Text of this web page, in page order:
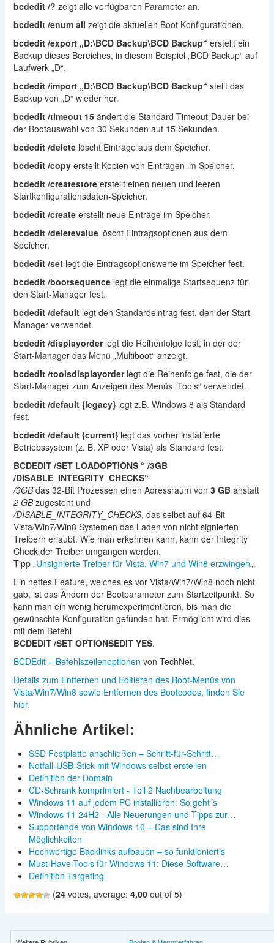
bcdedit /? zeigt alle verfügbaren Parameter an.
bcdedit /enum all zeigt die aktuellen Boot Konfigurationen.
bcdedit /export „D:\BCD Backup\BCD Backup“ erstellt ein
Backup dieses Bereiches, in diesem Beispiel „BCD Backup“ auf
Laufwerk „D“.
bcdedit /import „D:\BCD Backup\BCD Backup“ stellt das
Backup von „D“ wieder her.
bcdedit /timeout 15ändert die Standard Timeout-Dauer bei
der Bootauswahl von 30 Sekunden auf 15 Sekunden.
bcdedit /deletelöscht Einträge aus dem Speicher.
bcdedit /copyerstellt Kopien von Einträgen im Speicher.
bcdedit /createstoreerstellt einen neuen und leeren
Startkonfigurationsdaten-Speicher.
bcdedit /createerstellt neue Einträge im Speicher.
bcdedit /deletevaluelöscht Eintragsoptionen aus dem
Speicher.
bcdedit /setlegt die Eintragsoptionswerte im Speicher fest.
bcdedit /bootsequencelegt die einmalige Startsequenz für
den Start-Manager fest.
bcdedit /defaultlegt den Standardeintrag fest, den der Start-
Manager verwendet.
bcdedit /displayorderlegt die Reihenfolge fest, in der der
Start-Manager das Menü „Multiboot“ anzeigt.
bcdedit /toolsdisplayorderlegt die Reihenfolge fest, die der
Start-Manager zum Anzeigen des Menüs „Tools“ verwendet.
bcdedit /default {legacy}legt z.B. Windows 8 als Standard
fest.
bcdedit /default {current}legt das vorher installierte
Betriebssystem (z. B. XP oder Vista) als Standard fest.
BCDEDIT /SET LOADOPTIONS “ /3GB
/DISABLE_INTEGRITY_CHECKS“
/3GBdas 32-Bit Prozessen einen Adressraum von 3 GBanstatt
2 GBzugesteht und
/DISABLE_INTEGRITY_CHECKS, das selbst auf 64-Bit
Vista/Win7/Win8 Systemen das Laden von nicht signierten
Treibern erlaubt. Wie man erkennen kann, kann der Integrity
Check der Treiber umgangen werden.
Tipp „Unsignierte Treiber für Vista, Win7 und Win8 erzwingen„.
Ein nettes Feature, welches es vor Vista/Win7/Win8 noch nicht
gab, ist das Ändern der Bootparameter zum Startzeitpunkt. So
kann man ein wenig herumexperimentieren, bis man die
gewünschte Konfiguration gefunden hat. Ermöglicht wird dies
mit dem Befehl
BCDEDIT /SET OPTIONSEDIT YES.
BCDEdit – Befehlszeilenoptionen von TechNet.
Details zum Entfernen und Editieren des Boot-Menüs von
Vista/Win7/Win8 sowie Entfernen des Bootcodes, finden Sie
hier.
Ähnliche Artikel:
SSD Festplatte anschließen – Schritt-für-Schritt…
Notfall-USB-Stick mit Windows selbst erstellen
Definition der Domain
CD-Schrank komprimiert - Teil 2 Nachbearbeitung
Windows 11 auf jedem PC installieren: So geht´s
Windows 11 24H2 - Alle Neuerungen und Tipps zur…
Supportende von Windows 10 – Das sind Ihre
Möglichkeiten
Hochwertige Backlinks aufbauen – so funktioniert’s
Must-Have-Tools für Windows 11: Diese Software…
Definition Targeting
(24votes, average: 4,00out of 5)